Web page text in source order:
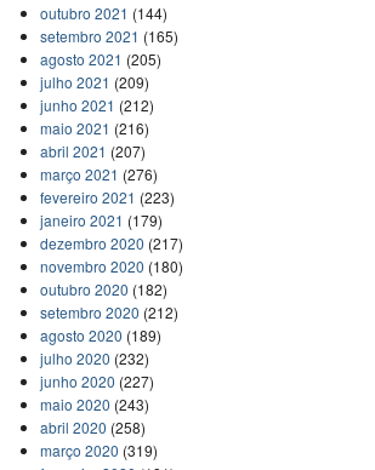
outubro 2021 (144)
setembro 2021 (165)
agosto 2021 (205)
julho 2021 (209)
junho 2021 (212)
maio 2021 (216)
abril 2021 (207)
março 2021 (276)
fevereiro 2021 (223)
janeiro 2021 (179)
dezembro 2020 (217)
novembro 2020 (180)
outubro 2020 (182)
setembro 2020 (212)
agosto 2020 (189)
julho 2020 (232)
junho 2020 (227)
maio 2020 (243)
abril 2020 (258)
março 2020 (319)